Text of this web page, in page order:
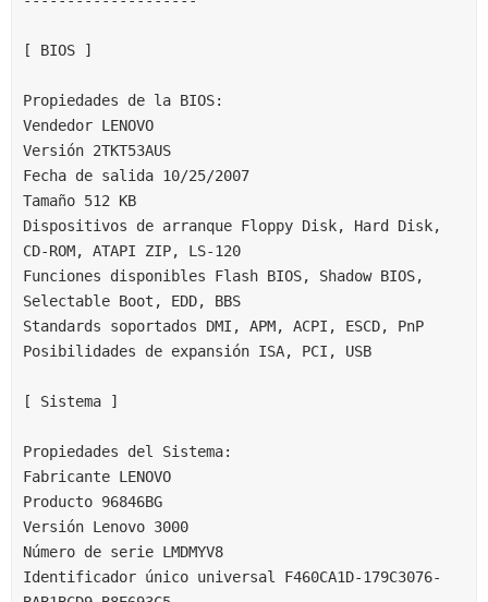
[ BIOS ]
Propiedades de la BIOS:
Vendedor LENOVO
Versión 2TKT53AUS
Fecha de salida 10/25/2007
Tamaño 512 KB
Dispositivos de arranque Floppy Disk, Hard Disk,
CD-ROM, ATAPI ZIP, LS-120
Funciones disponibles Flash BIOS, Shadow BIOS,
Selectable Boot, EDD, BBS
Standards soportados DMI, APM, ACPI, ESCD, PnP
Posibilidades de expansión ISA, PCI, USB
[ Sistema ]
Propiedades del Sistema:
Fabricante LENOVO
Producto 96846BG
Versión Lenovo 3000
Número de serie LMDMYV8
Identificador único universal F460CA1D-179C3076-